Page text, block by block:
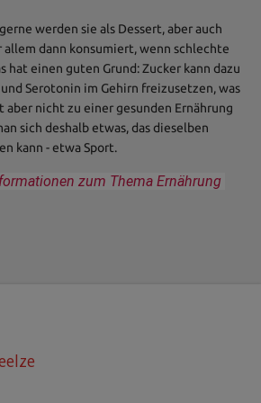
werden sie als Dessert, aber auch
dann konsumiert, wenn schlechte
hat einen guten Grund: Zucker kann dazu
Serotonin im Gehirn freizusetzen, was
aber nicht zu einer gesunden Ernährung
sich deshalb etwas, das dieselben
kann - etwa Sport.
zum Thema Ernährung